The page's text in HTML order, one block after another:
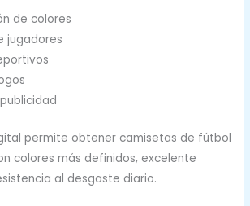
de colores
jugadores
permite obtener camisetas de fútbol
colores más definidos, excelente
al desgaste diario.